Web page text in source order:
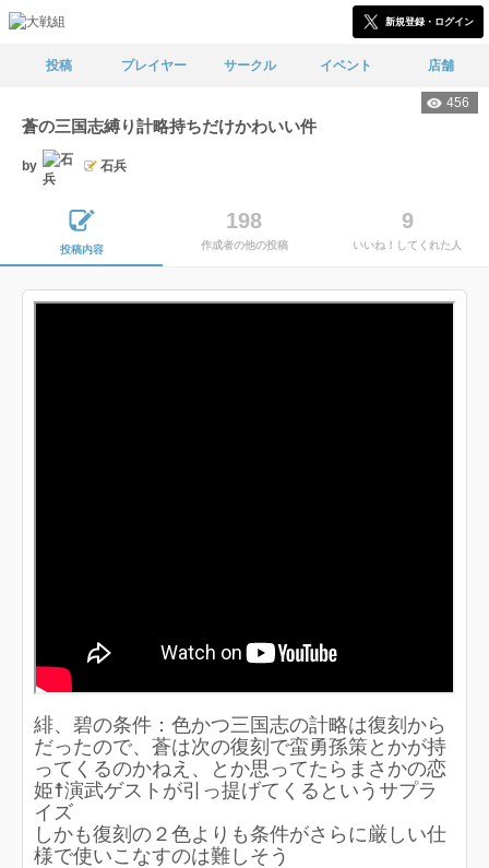
新規登録・ログイン
投稿 プレイヤー サークル イベント 店舗
456
蒼の三国志縛り計略持ちだけかわいい件
by 石兵
投稿内容
198
作成者の他の投稿
9
いいね！してくれた人
緋、碧の条件：色かつ三国志の計略は復刻から
だったので、蒼は次の復刻で蛮勇孫策とかが持
ってくるのかねえ、とか思ってたらまさかの恋
姫☨演武ゲストが引っ提げてくるというサプラ
イズ
しかも復刻の２色よりも条件がさらに厳しい仕
様で使いこなすのは難しそう